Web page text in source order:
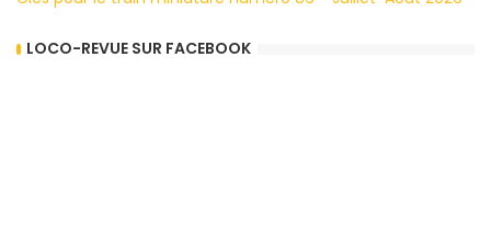
LOCO-REVUE SUR FACEBOOK